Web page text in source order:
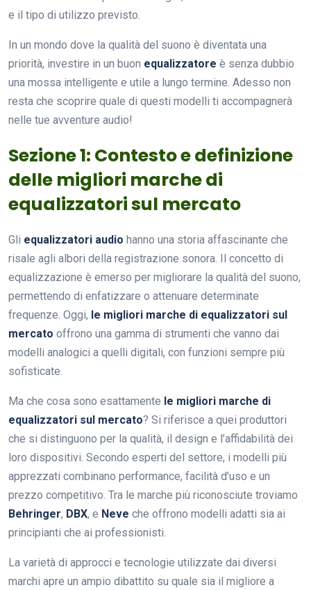
e il tipo di utilizzo previsto.
In un mondo dove la qualità del suono è diventata una
priorità, investire in un buon equalizzatore è senza dubbio
una mossa intelligente e utile a lungo termine. Adesso non
resta che scoprire quale di questi modelli ti accompagnerà
nelle tue avventure audio!
Sezione 1: Contesto e definizione
delle migliori marche di
equalizzatori sul mercato
Gli equalizzatori audio hanno una storia affascinante che
risale agli albori della registrazione sonora. Il concetto di
equalizzazione è emerso per migliorare la qualità del suono,
permettendo di enfatizzare o attenuare determinate
frequenze. Oggi, le migliori marche di equalizzatori sul
mercato offrono una gamma di strumenti che vanno dai
modelli analogici a quelli digitali, con funzioni sempre più
sofisticate.
Ma che cosa sono esattamente le migliori marche di
equalizzatori sul mercato? Si riferisce a quei produttori
che si distinguono per la qualità, il design e l’affidabilità dei
loro dispositivi. Secondo esperti del settore, i modelli più
apprezzati combinano performance, facilità d’uso e un
prezzo competitivo. Tra le marche più riconosciute troviamo
Behringer, DBX, e Neve che offrono modelli adatti sia ai
principianti che ai professionisti.
La varietà di approcci e tecnologie utilizzate dai diversi
marchi apre un ampio dibattito su quale sia il migliore a